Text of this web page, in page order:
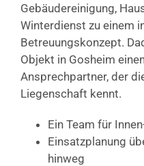
Gebäudereinigung,
Winterdienst zu einem
Betreuungskonzept.
Objekt in Gosheim
Ansprechpartner, der
Liegenschaft kennt.
Ein Team für
Einsatzplanung
hinweg